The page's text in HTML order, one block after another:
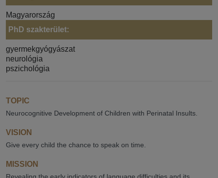
Magyarország
PhD szakterület:
gyermekgyógyászat
neurológia
pszichológia
TOPIC
Neurocognitive Development of Children with Perinatal Insults.
VISION
Give every child the chance to speak on time.
MISSION
Revealing the early indicators of language difficulties and its